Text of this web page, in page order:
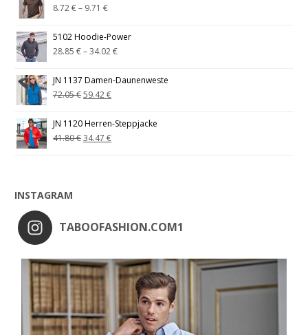
8.72€– 9.71€
5102 Hoodie-Power
28.85€–34.02€
JN 1137 Damen-Daunenweste
72.05€59.42€
JN 1120 Herren-Steppjacke
41.80€34.47€
INSTAGRAM
TABOOFASHION.COM1